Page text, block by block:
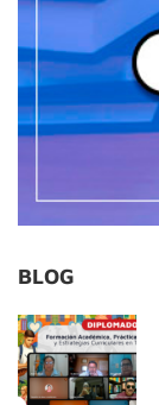
BLOG